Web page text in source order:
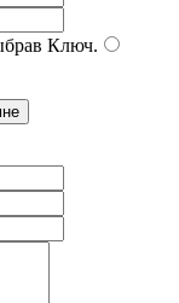
Ключ.